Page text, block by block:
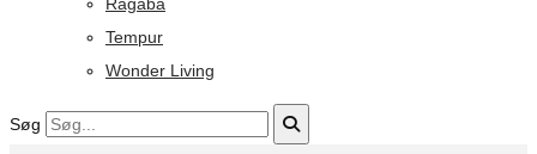
Tempur
Wonder Living
Søg